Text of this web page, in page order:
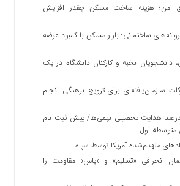
امن؛ هزینه ساخت مسکن چقدر افزایش
ساختمانی؛ بازار مسکن با کمبود عرضه
دانشجویان نخبه و کارکنان دانشگاه در یک
سازمان‌یافته‌ای برای ترویج برهنگی انجام
بیش از ۹۰ درصد هدایت تحصیلی نهمی‌ها/ پیش ثبت نام
منهدم‌شده آمریکا توسط سپاه
انحرافی «تسلیم» و «یاس» مقاومت را